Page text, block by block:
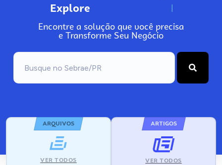
Explore N
Encontre a solução que você precisa
e Transforme Seu Negócio
ARQUIVOS
VER TODOS
ARTIGOS
VER TODOS